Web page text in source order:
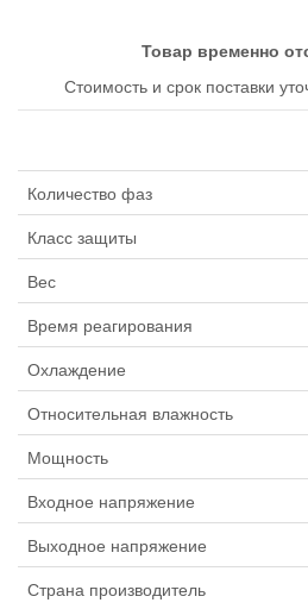
Товар временно
Стоимость и срок поставки
Количество фаз
Класс защиты
Вес
Время реагирования
Охлаждение
Относительная влажность
Мощность
Входное напряжение
Выходное напряжение
Страна производитель